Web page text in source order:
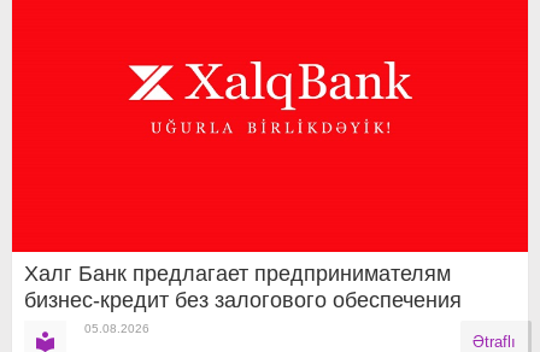
Халг Банк предлагает предпринимателям
бизнес-кредит без залогового обеспечения
05.08.2026
Ətraflı